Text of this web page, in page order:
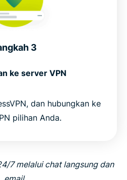
3
ke server VPN
dan hubungkan ke
pilihan Anda.
7 melalui chat langsung dan